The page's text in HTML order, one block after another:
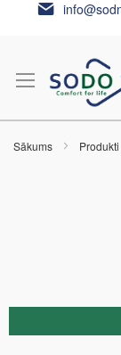
Skip
Sākums Produkti